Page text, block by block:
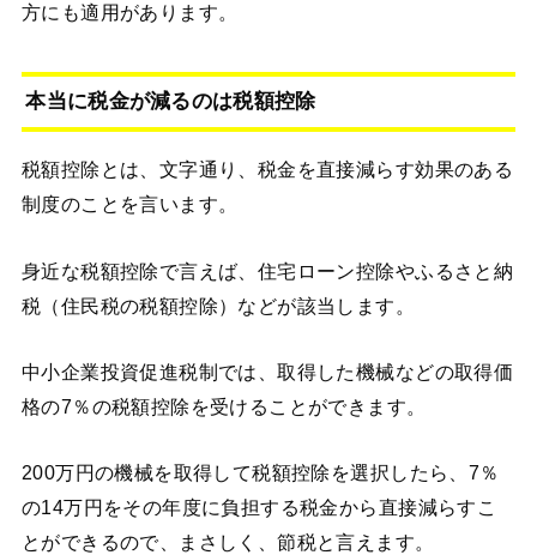
方にも適用があります。
本当に税金が減るのは税額控除
税額控除とは、文字通り、税金を直接減らす効果のある
制度のことを言います。
身近な税額控除で言えば、住宅ローン控除やふるさと納
税（住民税の税額控除）などが該当します。
中小企業投資促進税制では、取得した機械などの取得価
格の7％の税額控除を受けることができます。
200万円の機械を取得して税額控除を選択したら、7％
の14万円をその年度に負担する税金から直接減らすこ
とができるので、まさしく、節税と言えます。